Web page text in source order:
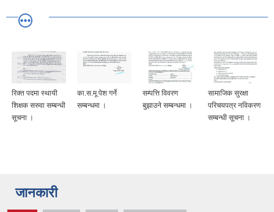
रिक्त पदमा स्थायी
शिक्षक सरुवा सम्बन्धी
सूचना ।
का.स.मू पेश गर्ने
सम्बन्धमा ।
सम्पत्ति विवरण
बुझाउने सम्बन्धमा ।
सामाजिक सुरक्षा
परिचयपत्र नविकरण
सम्बन्धी सूचना ।
जानकारी